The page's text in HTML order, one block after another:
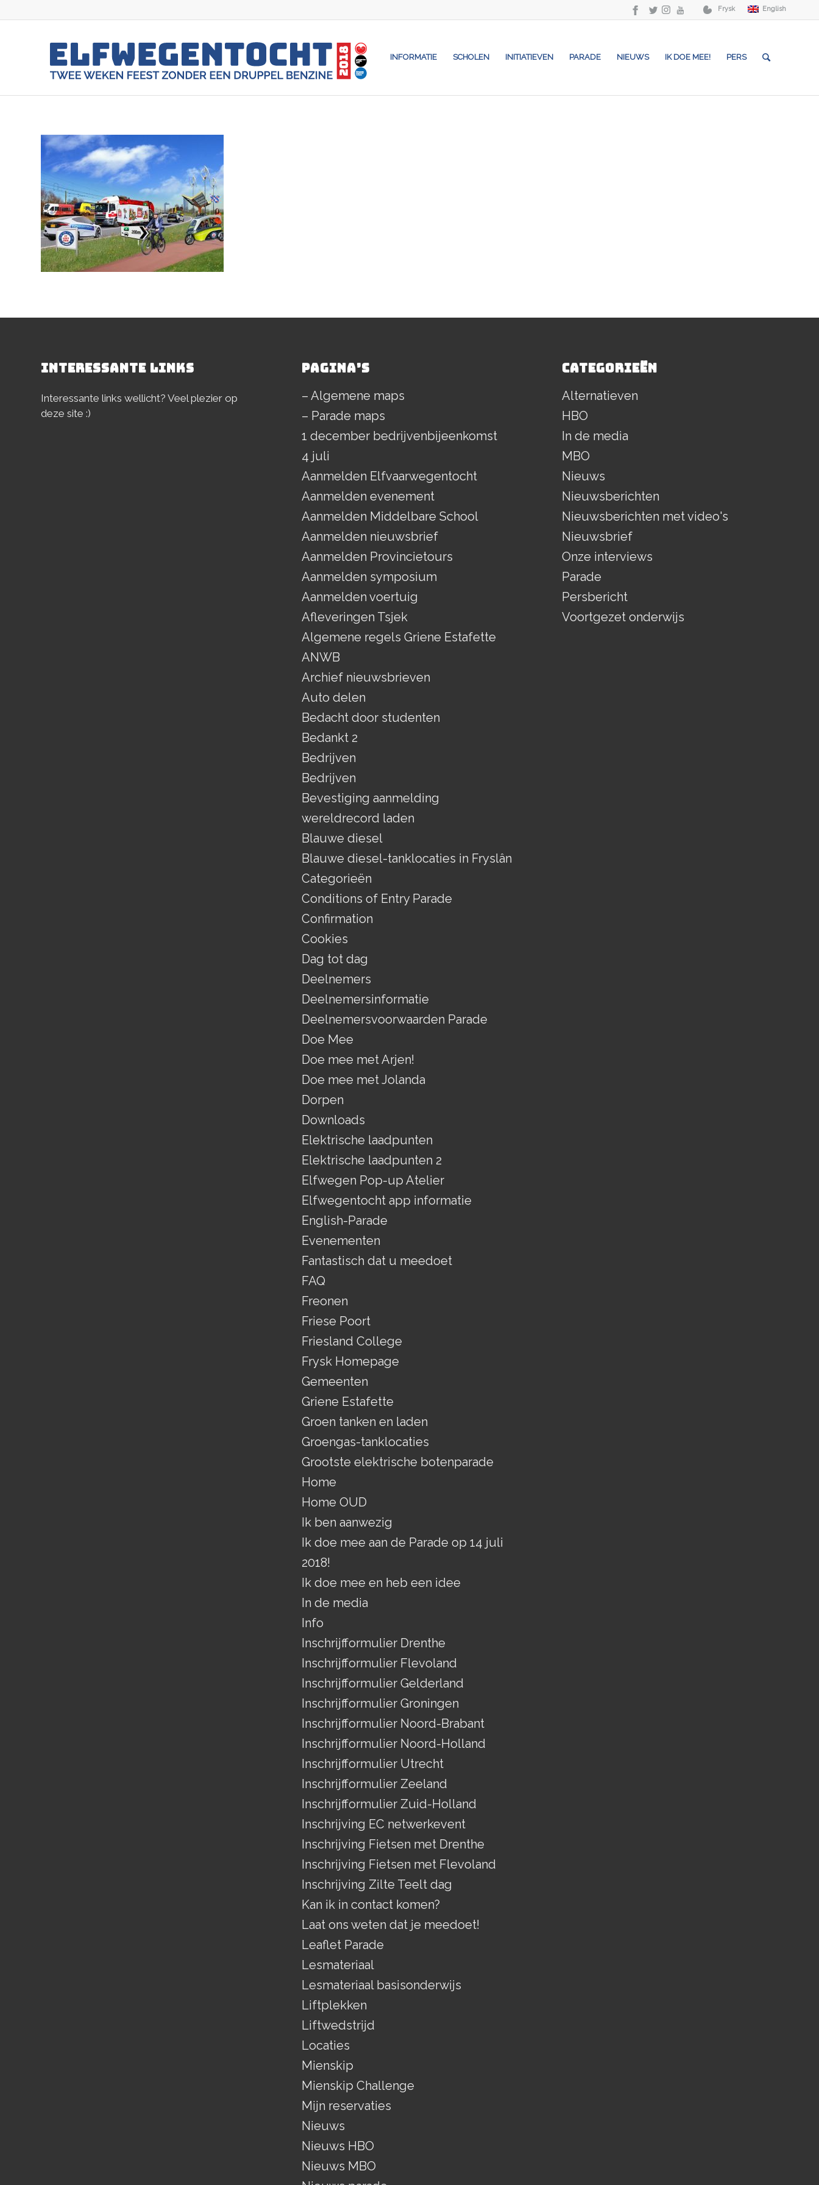
Frysk English
INFORMATIE SCHOLEN INITIATIEVEN PARADE NIEUWS IK DOE MEE! PERS
INTERESSANTE LINKS
Interessante links wellicht? Veel plezier op
deze site :)
PAGINA’S
– Algemene maps
– Parade maps
1 december bedrijvenbijeenkomst
4 juli
Aanmelden Elfvaarwegentocht
Aanmelden evenement
Aanmelden Middelbare School
Aanmelden nieuwsbrief
Aanmelden Provincietours
Aanmelden symposium
Aanmelden voertuig
Afleveringen Tsjek
Algemene regels Griene Estafette
ANWB
Archief nieuwsbrieven
Auto delen
Bedacht door studenten
Bedankt 2
Bedrijven
Bedrijven
Bevestiging aanmelding
wereldrecord laden
Blauwe diesel
Blauwe diesel-tanklocaties in Fryslân
Categorieën
Conditions of Entry Parade
Confirmation
Cookies
Dag tot dag
Deelnemers
Deelnemersinformatie
Deelnemersvoorwaarden Parade
Doe Mee
Doe mee met Arjen!
Doe mee met Jolanda
Dorpen
Downloads
Elektrische laadpunten
Elektrische laadpunten 2
Elfwegen Pop-up Atelier
Elfwegentocht app informatie
English-Parade
Evenementen
Fantastisch dat u meedoet
FAQ
Freonen
Friese Poort
Friesland College
Frysk Homepage
Gemeenten
Griene Estafette
Groen tanken en laden
Groengas-tanklocaties
Grootste elektrische botenparade
Home
Home OUD
Ik ben aanwezig
Ik doe mee aan de Parade op 14 juli
2018!
Ik doe mee en heb een idee
In de media
Info
Inschrijfformulier Drenthe
Inschrijfformulier Flevoland
Inschrijfformulier Gelderland
Inschrijfformulier Groningen
Inschrijfformulier Noord-Brabant
Inschrijfformulier Noord-Holland
Inschrijfformulier Utrecht
Inschrijfformulier Zeeland
Inschrijfformulier Zuid-Holland
Inschrijving EC netwerkevent
Inschrijving Fietsen met Drenthe
Inschrijving Fietsen met Flevoland
Inschrijving Zilte Teelt dag
Kan ik in contact komen?
Laat ons weten dat je meedoet!
Leaflet Parade
Lesmateriaal
Lesmateriaal basisonderwijs
Liftplekken
Liftwedstrijd
Locaties
Mienskip
Mienskip Challenge
Mijn reservaties
Nieuws
Nieuws HBO
Nieuws MBO
CATEGORIEËN
Alternatieven
HBO
In de media
MBO
Nieuws
Nieuwsberichten
Nieuwsberichten met video's
Nieuwsbrief
Onze interviews
Parade
Persbericht
Voortgezet onderwijs